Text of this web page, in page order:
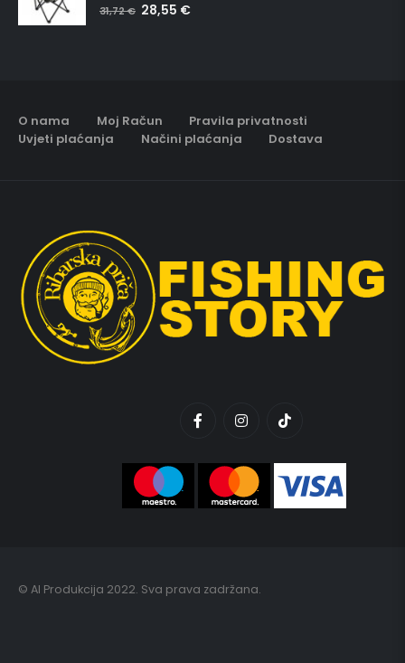
5.00 out of 5
31,72€ 28,55 €
O nama Moj Račun
Pravila privatnosti
Uvjeti plaćanja
Načini plaćanja Dostava
© AI Produkcija 2022. Sva prava zadržana.